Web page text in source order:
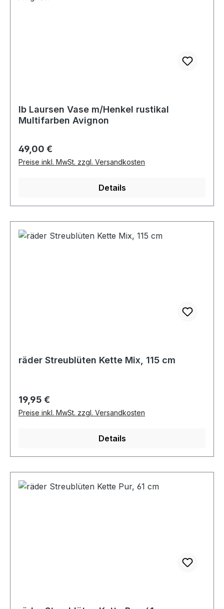
Ib Laursen Vase m/Henkel rustikal
Multifarben Avignon
Regulärer Preis:
49,00 €
Preise inkl. MwSt. zzgl. Versandkosten
Details
räder Streublüten Kette Mix, 115 cm
Regulärer Preis:
19,95 €
Preise inkl. MwSt. zzgl. Versandkosten
Details